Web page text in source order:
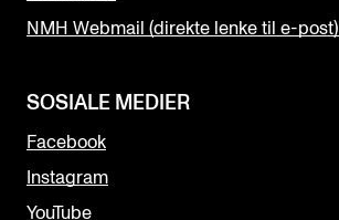
NMH Webmail (direkte lenke til e-post)
SOSIALE MEDIER
Facebook
Instagram
YouTube